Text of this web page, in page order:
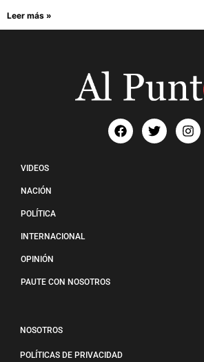
Leer más »
VIDEOS
NACIÓN
POLÍTICA
INTERNACIONAL
OPINIÓN
PAUTE CON NOSOTROS
NOSOTROS
POLÍTICAS DE PRIVACIDAD